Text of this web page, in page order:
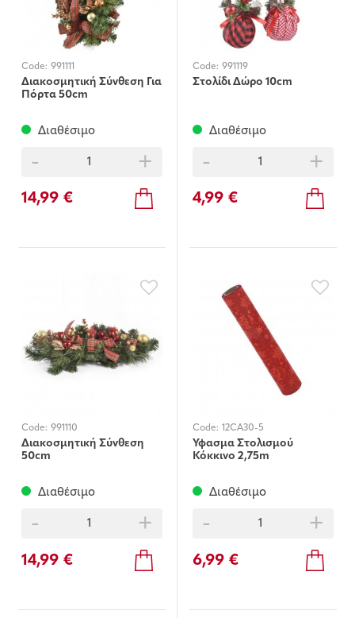
Code: 991111
Διακοσμητική Σύνθεση Για
Πόρτα 50cm
Διαθέσιμο
- +
14,99 €
Code: 991119
Στολίδι Δώρο 10cm
Διαθέσιμο
- +
4,99 €
Code: 991110
Διακοσμητική Σύνθεση
50cm
Διαθέσιμο
- +
14,99 €
Code: 12CA30-5
Ύφασμα Στολισμού
Κόκκινο 2,75m
Διαθέσιμο
- +
6,99 €